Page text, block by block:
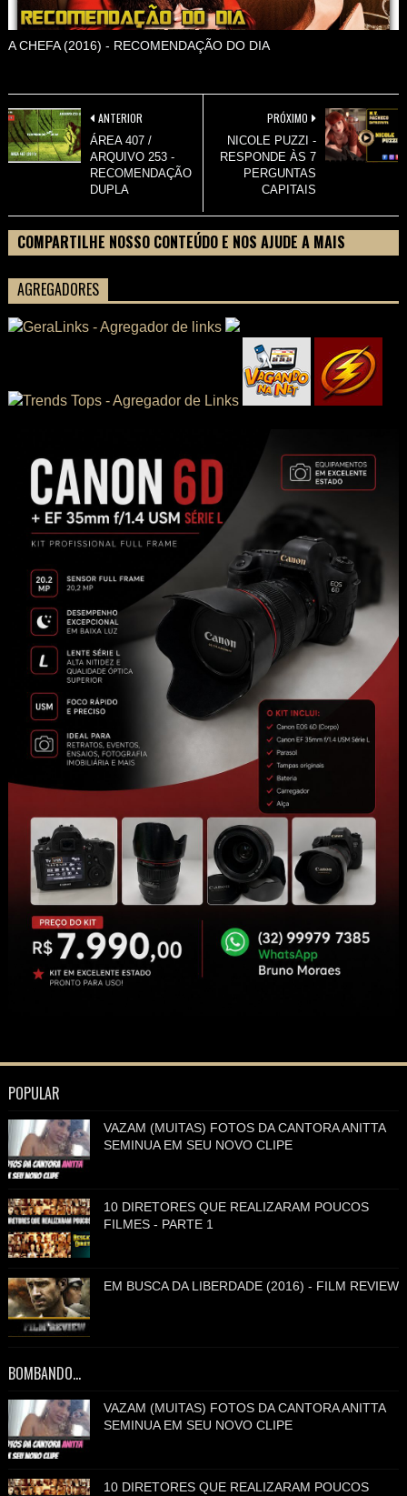
A CHEFA (2016) - RECOMENDAÇÃO DO DIA
PRÓXIMO
NICOLE PUZZI -
RESPONDE ÀS 7
PERGUNTAS
CAPITAIS
ANTERIOR
ÁREA 407 /
ARQUIVO 253 -
RECOMENDAÇÃO
DUPLA
COMPARTILHE NOSSO CONTEÚDO E NOS AJUDE A MAIS
AGREGADORES
POPULAR
VAZAM (MUITAS) FOTOS DA CANTORA ANITTA
SEMINUA EM SEU NOVO CLIPE
10 DIRETORES QUE REALIZARAM POUCOS
FILMES - PARTE 1
EM BUSCA DA LIBERDADE (2016) - FILM REVIEW
BOMBANDO...
VAZAM (MUITAS) FOTOS DA CANTORA ANITTA
SEMINUA EM SEU NOVO CLIPE
10 DIRETORES QUE REALIZARAM POUCOS